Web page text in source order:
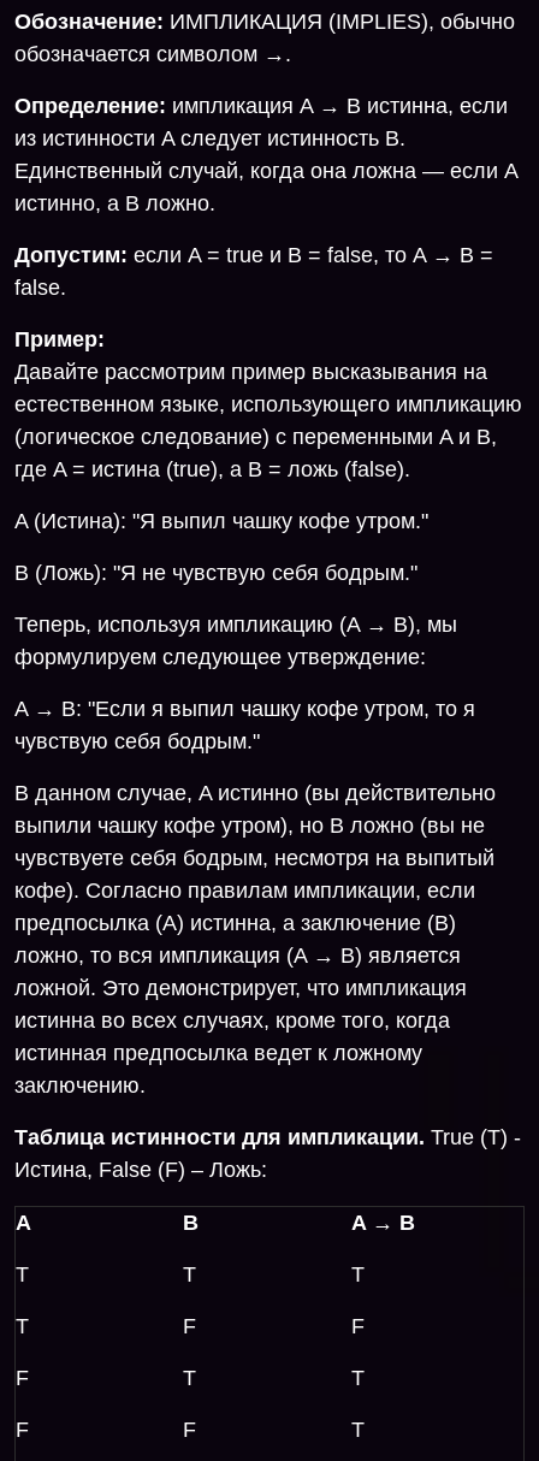
Обозначение: ИМПЛИКАЦИЯ (IMPLIES), обычно
обозначается символом →.
Определение: импликация A → B истинна, если
из истинности A следует истинность B.
Единственный случай, когда она ложна — если A
истинно, а B ложно.
Допустим: если A = true и B = false, то A → B =
false.
Пример:
Давайте рассмотрим пример высказывания на
естественном языке, использующего импликацию
(логическое следование) с переменными A и B,
где A = истина (true), а B = ложь (false).
A (Истина): "Я выпил чашку кофе утром."
B (Ложь): "Я не чувствую себя бодрым."
Теперь, используя импликацию (A → B), мы
формулируем следующее утверждение:
A → B: "Если я выпил чашку кофе утром, то я
чувствую себя бодрым."
В данном случае, A истинно (вы действительно
выпили чашку кофе утром), но B ложно (вы не
чувствуете себя бодрым, несмотря на выпитый
кофе). Согласно правилам импликации, если
предпосылка (A) истинна, а заключение (B)
ложно, то вся импликация (A → B) является
ложной. Это демонстрирует, что импликация
истинна во всех случаях, кроме того, когда
истинная предпосылка ведет к ложному
заключению.
Таблица истинности для импликации. True (T) -
Истина, False (F) – Ложь:
A B A → B
T T T
T F F
F T T
F F T